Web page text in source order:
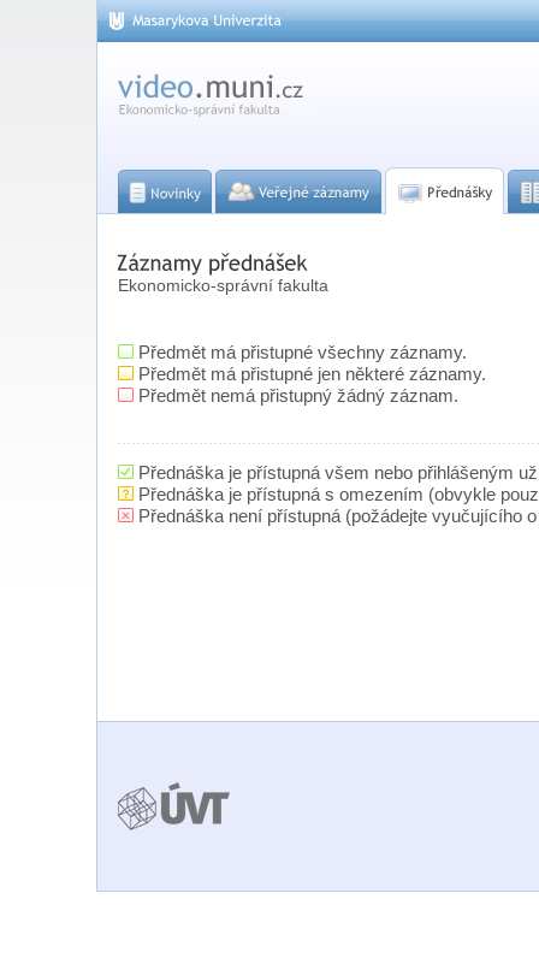
Ekonomicko-správní fakulta
Předmět má přistupné všechny záznamy.
Předmět má přistupné jen některé záznamy.
Předmět nemá přistupný žádný záznam.
Přednáška je přístupná všem nebo přihlášeným
Přednáška je přístupná s omezením (obvykle
Přednáška není přístupná (požádejte vyučujícího